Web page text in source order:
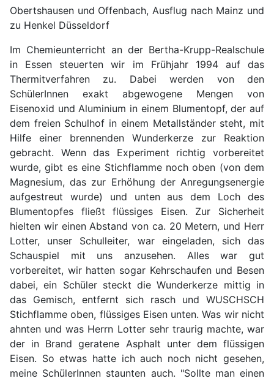
Obertshausen und Offenbach, Ausflug nach Mainz und
zu Henkel Düsseldorf
Im Chemieunterricht an der Bertha-Krupp-Realschule
in Essen steuerten wir im Frühjahr 1994 auf das
Thermitverfahren zu. Dabei werden von den
SchülerInnen exakt abgewogene Mengen von
Eisenoxid und Aluminium in einem Blumentopf, der auf
dem freien Schulhof in einem Metallständer steht, mit
Hilfe einer brennenden Wunderkerze zur Reaktion
gebracht. Wenn das Experiment richtig vorbereitet
wurde, gibt es eine Stichflamme noch oben (von dem
Magnesium, das zur Erhöhung der Anregungsenergie
aufgestreut wurde) und unten aus dem Loch des
Blumentopfes fließt flüssiges Eisen. Zur Sicherheit
hielten wir einen Abstand von ca. 20 Metern, und Herr
Lotter, unser Schulleiter, war eingeladen, sich das
Schauspiel mit uns anzusehen. Alles war gut
vorbereitet, wir hatten sogar Kehrschaufen und Besen
dabei, ein Schüler steckt die Wunderkerze mittig in
das Gemisch, entfernt sich rasch und WUSCHSCH
Stichflamme oben, flüssiges Eisen unten. Was wir nicht
ahnten und was Herrn Lotter sehr traurig machte, war
der in Brand geratene Asphalt unter dem flüssigen
Eisen. So etwas hatte ich auch noch nicht gesehen,
meine SchülerInnen staunten auch. "Sollte man einen